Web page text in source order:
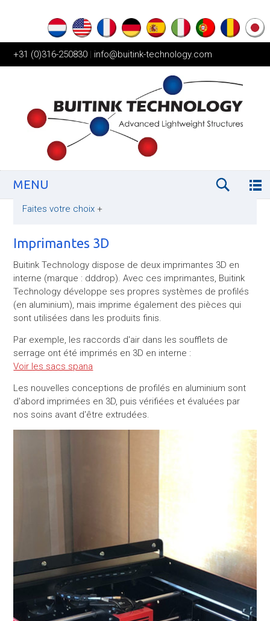
+31 (0)316-250830 | info@buitink-technology.com
MENU
Faites votre choix +
Imprimantes 3D
Buitink Technology dispose de deux imprimantes 3D en
interne (marque : dddrop). Avec ces imprimantes, Buitink
Technology développe ses propres systèmes de profilés
(en aluminium), mais imprime également des pièces qui
sont utilisées dans les produits finis.
Par exemple, les raccords d'air dans les soufflets de
serrage ont été imprimés en 3D en interne :
Voir les sacs spana
Les nouvelles conceptions de profilés en aluminium sont
d'abord imprimées en 3D, puis vérifiées et évaluées par
nos soins avant d'être extrudées.